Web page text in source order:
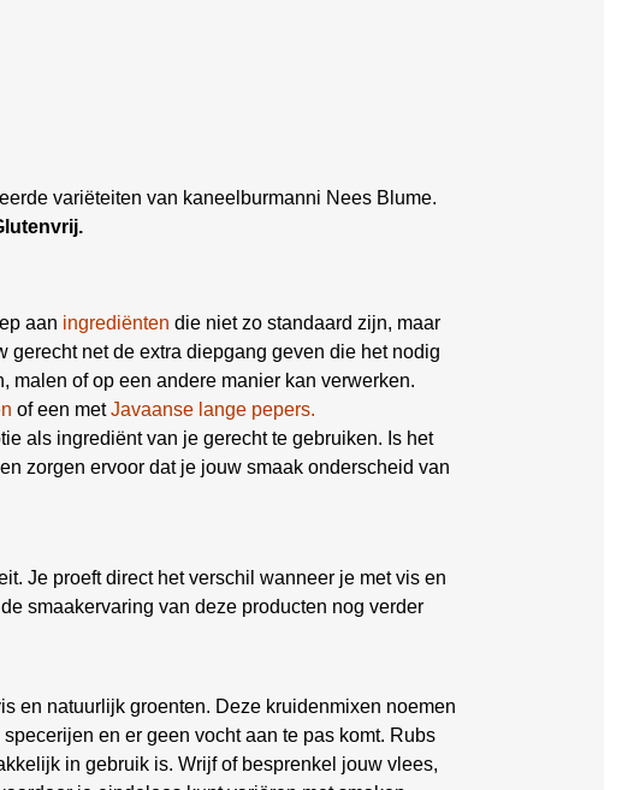
variëteiten van kaneelburmanni Nees Blume.
aan ingrediënten die niet zo standaard zijn, maar
net de extra diepgang geven die het nodig
malen of op een andere manier kan verwerken.
of een metJavaanse lange pepers.
als ingrediënt van je gerecht te gebruiken. Is het
zorgen ervoor dat je jouw smaak onderscheid van
Je proeft direct het verschil wanneer je met vis en
smaakervaring van deze producten nog verder
en natuurlijk groenten. Deze kruidenmixen noemen
en er geen vocht aan te pas komt. Rubs
in gebruik is. Wrijf of besprenkel jouw vlees,